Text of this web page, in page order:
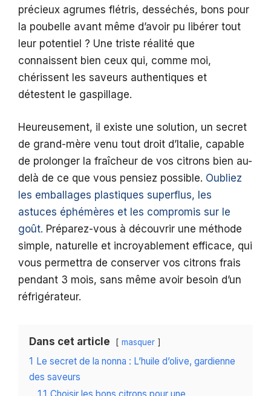
précieux agrumes flétris, desséchés, bons pour
la poubelle avant même d’avoir pu libérer tout
leur potentiel ? Une triste réalité que
connaissent bien ceux qui, comme moi,
chérissent les saveurs authentiques et
détestent le gaspillage.
Heureusement, il existe une solution, un secret
de grand-mère venu tout droit d’Italie, capable
de prolonger la fraîcheur de vos citrons bien au-
delà de ce que vous pensiez possible. Oubliez
les emballages plastiques superflus, les
astuces éphémères et les compromis sur le
goût. Préparez-vous à découvrir une méthode
simple, naturelle et incroyablement efficace, qui
vous permettra de conserver vos citrons frais
pendant 3 mois, sans même avoir besoin d’un
réfrigérateur.
Dans cet article masquer
1 Le secret de la nonna : L’huile d’olive, gardienne
des saveurs